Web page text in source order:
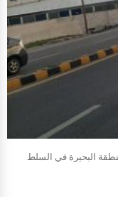
البحيرة في السلط